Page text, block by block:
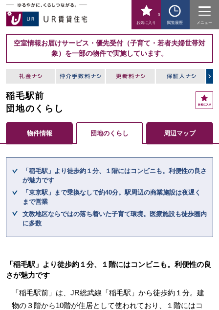
お気に入り
0
閲覧履歴
メニュー
空室情報お届けサービス・優先受付（子育て・若者夫婦世帯対
象）を一部の物件で実施しています。
稲毛駅前
団地のくらし
お
気
入
り
物件情報 団地のくらし 周辺マップ
「稲毛駅」より徒歩約１分、１階にはコンビニも。利便性の良さ
が魅力です
「東京駅」まで乗換なしで約40分。駅周辺の商業施設は夜遅く
まで営業
文教地区ならではの落ち着いた子育て環境。医療施設も徒歩圏内
に多数
「稲毛駅」より徒歩約１分、１階にはコンビニも。利便性の良
さが魅力です
「稲毛駅前」は、JR総武線「稲毛駅」から徒歩約１分。建
物の３階から10階が住居として使われており、１階にはコ